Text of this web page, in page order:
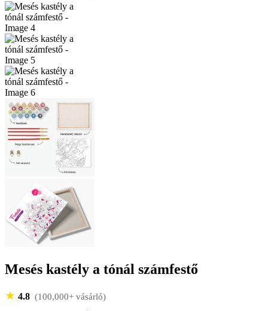
Mesés kastély a tónál számfestő
★ 4.8 (100,000+ vásárló)